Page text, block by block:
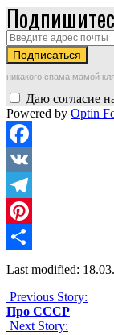
никакого спама мамой
Даю согласие
Powered by Optin
Facebook
VK
Telegram
Pinterest
Отправить
Last modified:
Previous Story:
Про СССР
Next Story: